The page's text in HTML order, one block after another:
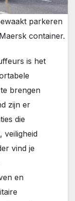
parkeren
container.
is het
brengen
zijn er
die
veiligheid
vind je
en